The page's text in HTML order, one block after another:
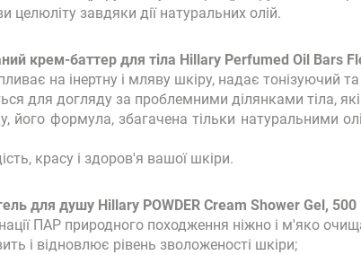
целюліту завдяки дії натуральних олій.
крем-баттер для тіла Hillary Perfumed Oil Bars
на інертну і мляву шкіру, надає тонізуючий
для догляду за проблемними ділянками тіла,
його формула, збагачена тільки натуральними
красу і здоров'я вашої шкіри.
для душу Hillary POWDER Cream Shower Gel,
ПАР природного походження ніжно і м'яко
і відновлює рівень зволоженості шкіри;